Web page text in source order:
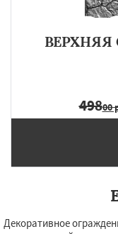
49800
Декоративное